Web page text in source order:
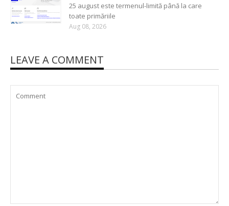
25 august este termenul-limită până la care
toate primăriile
Aug 08, 2026
LEAVE A COMMENT